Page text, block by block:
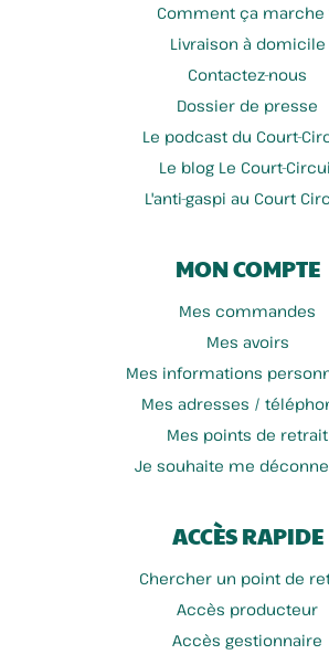
Comment ça marche
Livraison à domicile
Contactez-nous
Dossier de presse
Le podcast du Court-
Le blog Le Court-
L'anti-gaspi au Court
MON COMPTE
Mes commandes
Mes avoirs
Mes informations
Mes adresses /
Mes points de retrait
Je souhaite me
ACCÈS RAPIDE
Chercher un point de
Accès producteur
Accès gestionnaire